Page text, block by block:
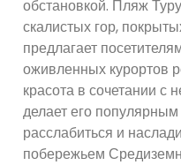
обстановкой. Пляж
скалистых гор,
предлагает
оживленных курортов
красота в сочетании
делает его
расслабиться и
побережьем